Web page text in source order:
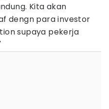
Kita akan
dengn para investor
supaya pekerja